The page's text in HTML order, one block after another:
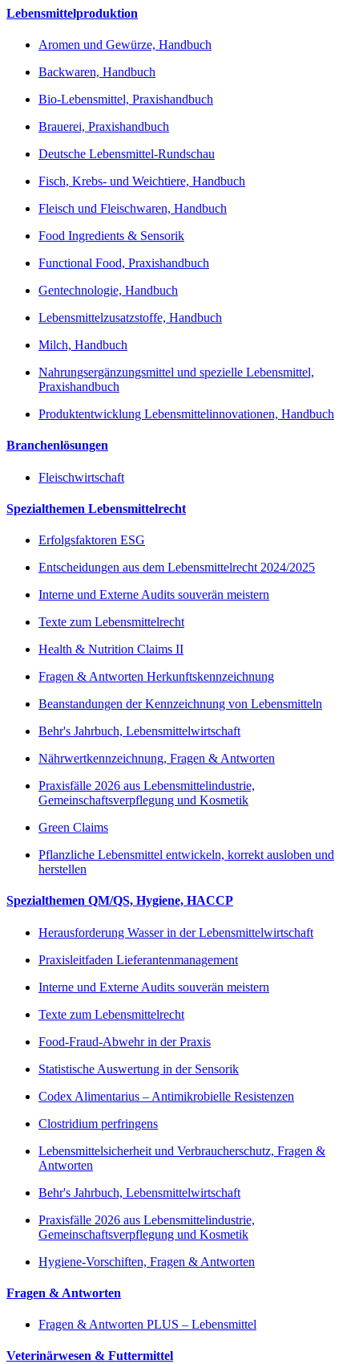
Lebensmittelproduktion
Aromen und Gewürze, Handbuch
Backwaren, Handbuch
Bio-Lebensmittel, Praxishandbuch
Brauerei, Praxishandbuch
Deutsche Lebensmittel-Rundschau
Fisch, Krebs- und Weichtiere, Handbuch
Fleisch und Fleischwaren, Handbuch
Food Ingredients & Sensorik
Functional Food, Praxishandbuch
Gentechnologie, Handbuch
Lebensmittelzusatzstoffe, Handbuch
Milch, Handbuch
Nahrungsergänzungsmittel und spezielle Lebensmittel,
Praxishandbuch
Produktentwicklung Lebensmittelinnovationen, Handbuch
Branchenlösungen
Fleischwirtschaft
Spezialthemen Lebensmittelrecht
Erfolgsfaktoren ESG
Entscheidungen aus dem Lebensmittelrecht 2024/2025
Interne und Externe Audits souverän meistern
Texte zum Lebensmittelrecht
Health & Nutrition Claims II
Fragen & Antworten Herkunftskennzeichnung
Beanstandungen der Kennzeichnung von Lebensmitteln
Behr's Jahrbuch, Lebensmittelwirtschaft
Nährwertkennzeichnung, Fragen & Antworten
Praxisfälle 2026 aus Lebensmittelindustrie,
Gemeinschaftsverpflegung und Kosmetik
Green Claims
Pflanzliche Lebensmittel entwickeln, korrekt ausloben und
herstellen
Spezialthemen QM/QS, Hygiene, HACCP
Herausforderung Wasser in der Lebensmittelwirtschaft
Praxisleitfaden Lieferantenmanagement
Interne und Externe Audits souverän meistern
Texte zum Lebensmittelrecht
Food-Fraud-Abwehr in der Praxis
Statistische Auswertung in der Sensorik
Codex Alimentarius – Antimikrobielle Resistenzen
Clostridium perfringens
Lebensmittelsicherheit und Verbraucherschutz, Fragen &
Antworten
Behr's Jahrbuch, Lebensmittelwirtschaft
Praxisfälle 2026 aus Lebensmittelindustrie,
Gemeinschaftsverpflegung und Kosmetik
Hygiene-Vorschiften, Fragen & Antworten
Fragen & Antworten
Fragen & Antworten PLUS – Lebensmittel
Veterinärwesen & Futtermittel